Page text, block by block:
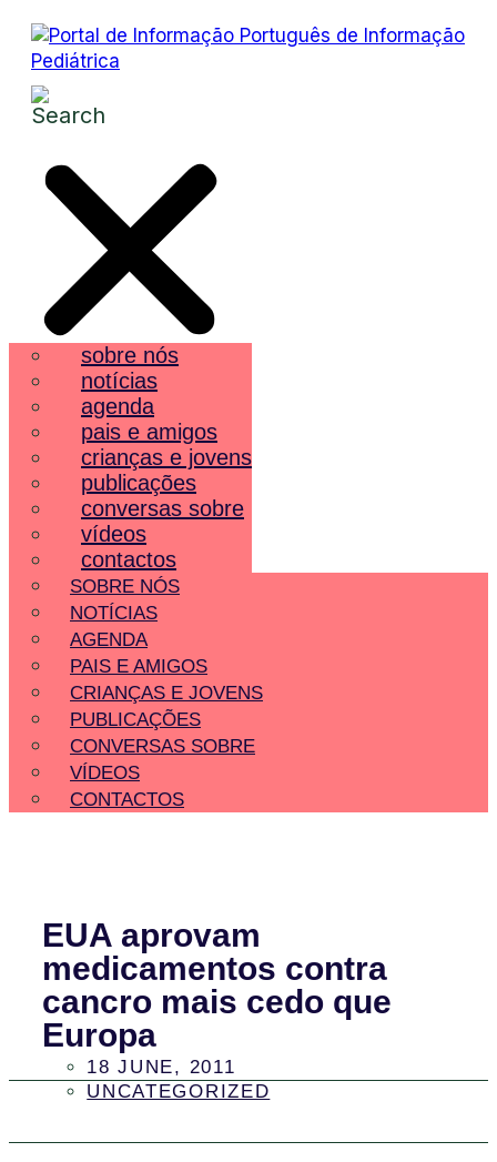
sobre nós
notícias
agenda
pais e amigos
crianças e jovens
publicações
conversas sobre
vídeos
contactos
SOBRE NÓS
NOTÍCIAS
AGENDA
PAIS E AMIGOS
CRIANÇAS E JOVENS
PUBLICAÇÕES
CONVERSAS SOBRE
VÍDEOS
CONTACTOS
EUA aprovam
medicamentos contra
cancro mais cedo que
Europa
18 JUNE, 2011
UNCATEGORIZED